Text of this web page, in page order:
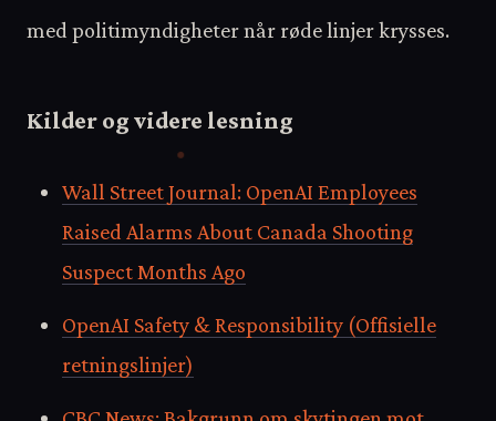
med politimyndigheter når røde linjer krysses.
Kilder og videre lesning
Wall Street Journal: OpenAI Employees
Raised Alarms About Canada Shooting
Suspect Months Ago
OpenAI Safety & Responsibility (Offisielle
retningslinjer)